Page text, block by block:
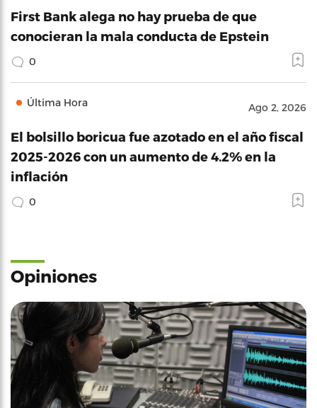
First Bank alega no hay prueba de que
conocieran la mala conducta de Epstein
0
Última Hora Ago 2, 2026
El bolsillo boricua fue azotado en el año fiscal
2025-2026 con un aumento de 4.2% en la
inflación
0
Opiniones